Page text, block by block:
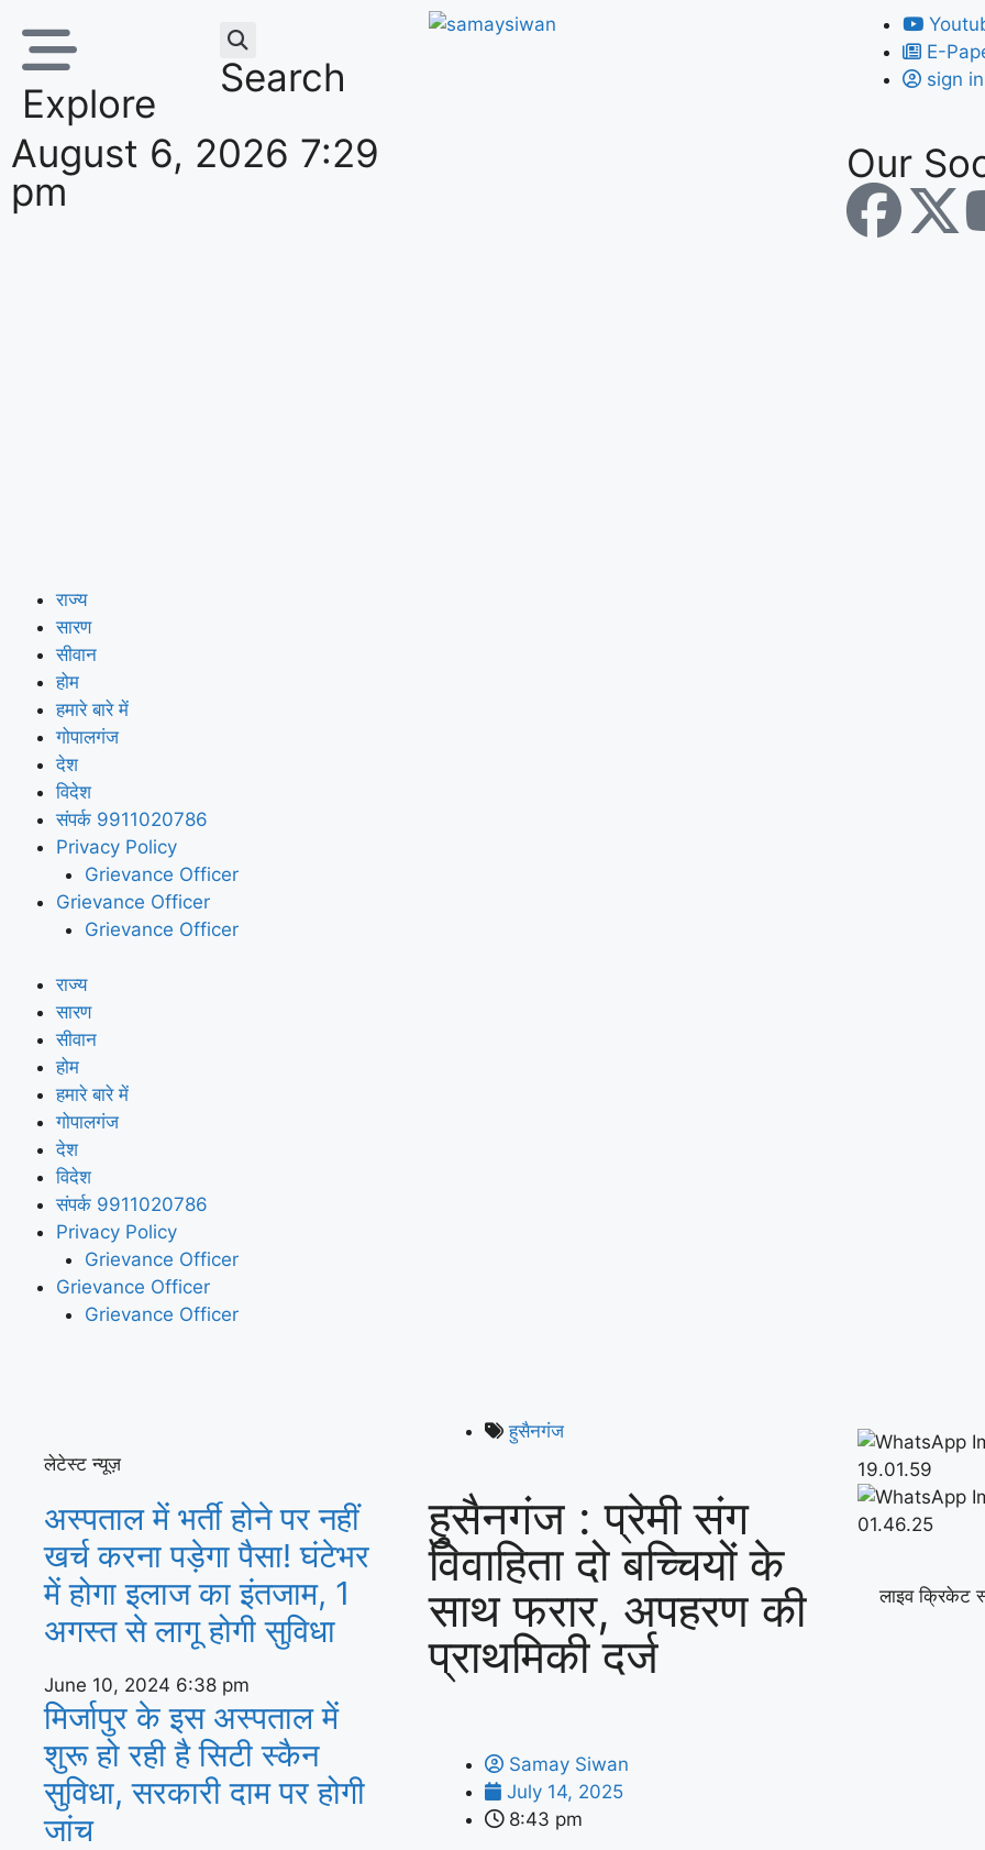
Explore
Search
August 6, 2026 7:29
pm
E-
sign in
Our
राज्य
सारण
सीवान
होम
हमारे बारे में
गोपालगंज
देश
विदेश
संपर्क 9911020786
Privacy Policy
Grievance Officer
Grievance Officer
Grievance Officer
राज्य
सारण
सीवान
होम
हमारे बारे में
गोपालगंज
देश
विदेश
संपर्क 9911020786
Privacy Policy
Grievance Officer
Grievance Officer
Grievance Officer
लेटेस्ट न्यूज़
अस्‍पताल में भर्ती होने पर नहीं
खर्च करना पड़ेगा पैसा! घंटेभर
में होगा इलाज का इंतजाम, 1
अगस्‍त से लागू होगी सुविधा
June 10, 2024 6:38 pm
मिर्जापुर के इस अस्पताल में
शुरू हो रही है सिटी स्कैन
सुविधा, सरकारी दाम पर होगी
जांच
हुसैनगंज
हुसैनगंज : प्रेमी संग
विवाहिता दो बच्चियों के
साथ फरार, अपहरण की
प्राथमिकी दर्ज
Samay Siwan
July 14, 2025
8:43 pm
लाइव क्रिकेट